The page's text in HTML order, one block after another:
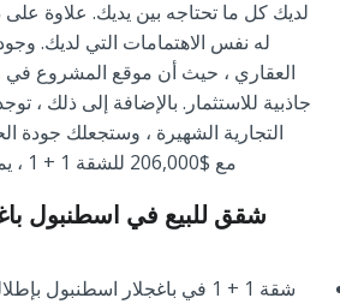
لديك كل ما تحتاجه بين يديك. علاوة
له نفس الاهتمامات التي لديك.
العقاري ، حيث أن موقع المشروع في
جاذبية للاستثمار. بالإضافة إلى ذلك ،
التجارية الشهيرة ، وستجعلك جودة
مع $
206,000 للشقة 1
+
1 ،
شقق للبيع في اسطنبول
شقة 1
+
1 في باغجلار اسطنبول